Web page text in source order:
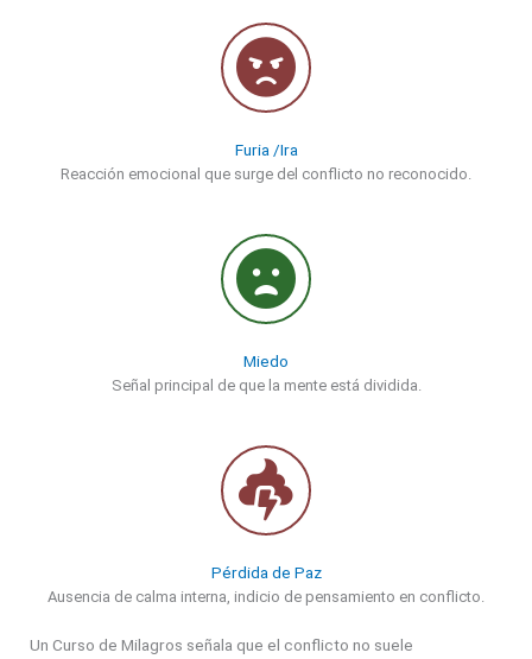
Furia /Ira
Reacción emocional que surge del conflicto no reconocido.
Miedo
Señal principal de que la mente está dividida.
Pérdida de Paz
Ausencia de calma interna, indicio de pensamiento en conflicto.
Un Curso de Milagros señala que el conflicto no suele